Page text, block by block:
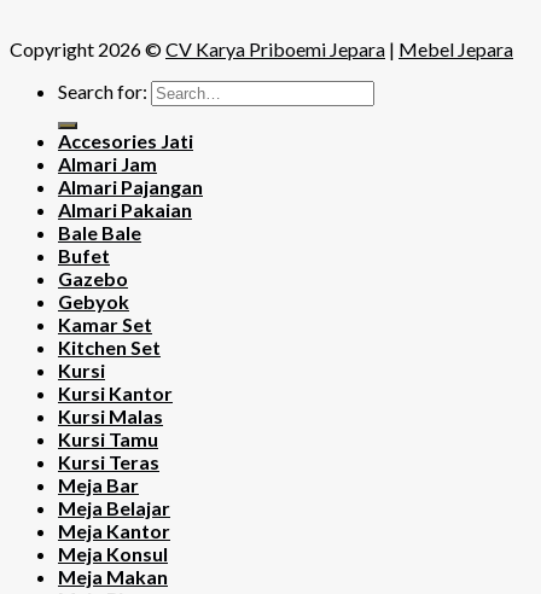
Copyright 2026 ©CV Karya Priboemi Jepara | Mebel Jepara
Search for:
Accesories Jati
Almari Jam
Almari Pajangan
Almari Pakaian
Bale Bale
Bufet
Gazebo
Gebyok
Kamar Set
Kitchen Set
Kursi
Kursi Kantor
Kursi Malas
Kursi Tamu
Kursi Teras
Meja Bar
Meja Belajar
Meja Kantor
Meja Konsul
Meja Makan